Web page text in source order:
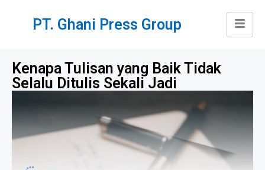
PT. Ghani Press Group
Kenapa Tulisan yang Baik Tidak
Selalu Ditulis Sekali Jadi